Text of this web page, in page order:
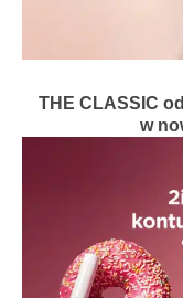
THE CLASSIC
w